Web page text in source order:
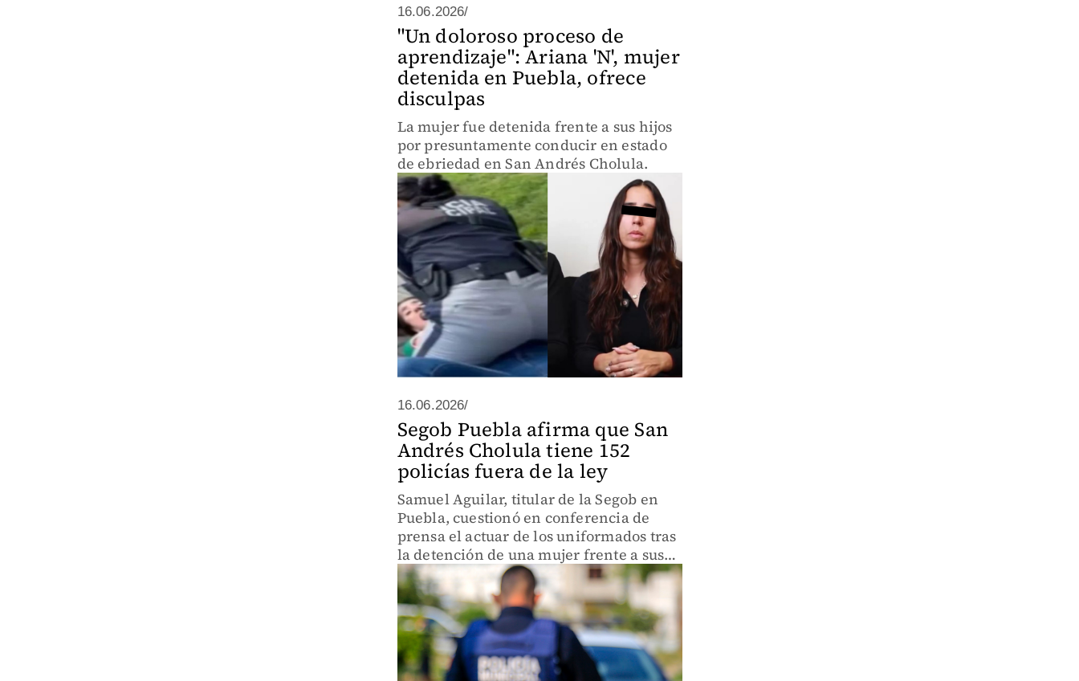
16.06.2026/
"Un doloroso proceso de
aprendizaje": Ariana 'N', mujer
detenida en Puebla, ofrece
disculpas
La mujer fue detenida frente a sus hijos
por presuntamente conducir en estado
de ebriedad en San Andrés Cholula.
16.06.2026/
Segob Puebla afirma que San
Andrés Cholula tiene 152
policías fuera de la ley
Samuel Aguilar, titular de la Segob en
Puebla, cuestionó en conferencia de
prensa el actuar de los uniformados tras
la detención de una mujer frente a sus
hijos menores de edad.